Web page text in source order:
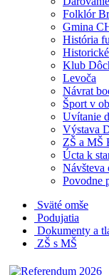
Folklór
Gmina
História
Klub
Levoča
Návrat
Šport v
Uvítanie
Výstava
ZŠ a MŠ
Úcta k
Návšteva
Povodne
Sväté omše
Podujatia
Dokumenty a
ZŠ s MŠ